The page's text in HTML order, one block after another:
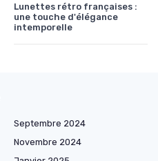
Lunettes rétro françaises :
une touche d'élégance
intemporelle
Septembre 2024
Novembre 2024